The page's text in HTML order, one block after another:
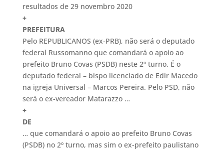
resultados de 29 novembro 2020
+
PREFEITURA
Pelo REPUBLICANOS (ex-PRB), não será o deputado
federal Russomanno que comandará o apoio ao
prefeito Bruno Covas (PSDB) neste 2º turno. É o
deputado federal – bispo licenciado de Edir Macedo
na igreja Universal – Marcos Pereira. Pelo PSD, não
será o ex-vereador Matarazzo …
+
DE
… que comandará o apoio ao prefeito Bruno Covas
(PSDB) no 2º turno, mas sim o ex-prefeito paulistano